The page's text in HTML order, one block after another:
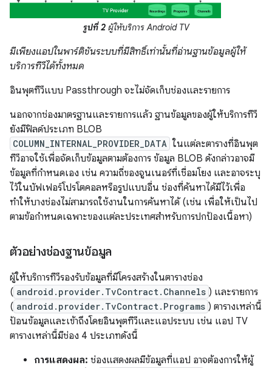
รูปที่ 2ผู้ให้บริการ Android TV
มีเพียงแอปในพาร์ติชันระบบที่มีสิทธิ์เท่านั้นที่อ่านฐานข้อมูลผู้ให้
บริการทีวีได้ทั้งหมด
อินพุตทีวีแบบ Passthrough จะไม่จัดเก็บช่องและรายการ
นอกจากช่องมาตรฐานและรายการแล้ว ฐานข้อมูลของผู้ให้บริการทีวี
ยังมีฟิลด์ประเภท BLOB
COLUMN_INTERNAL_PROVIDER_DATA ในแต่ละตารางที่อินพุต
ทีวีอาจใช้เพื่อจัดเก็บข้อมูลตามต้องการ ข้อมูล BLOB ดังกล่าวอาจมี
ข้อมูลที่กําหนดเอง เช่น ความถี่ของจูนเนอร์ที่เชื่อมโยง และอาจระบุ
ไว้ในบัฟเฟอร์โปรโตคอลหรือรูปแบบอื่น ช่องที่ค้นหาได้มีไว้เพื่อ
ทำให้บางช่องไม่สามารถใช้งานในการค้นหาได้ (เช่น เพื่อให้เป็นไป
ตามข้อกำหนดเฉพาะของแต่ละประเทศสำหรับการปกป้องเนื้อหา)
ตัวอย่างช่องฐานข้อมูล
ผู้ให้บริการทีวีรองรับข้อมูลที่มีโครงสร้างในตารางช่อง
( android.provider.TvContract.Channels ) และรายการ
( android.provider.TvContract.Programs ) ตารางเหล่านี้
ป้อนข้อมูลและเข้าถึงโดยอินพุตทีวีและแอประบบ เช่น แอป TV
ตารางเหล่านี้มีช่อง 4 ประเภทดังนี้
การแสดงผล: ช่องแสดงผลมีข้อมูลที่แอป อาจต้องการให้ผู้